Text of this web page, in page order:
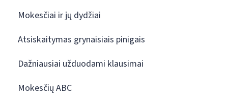
Mokesčiai ir jų dydžiai
Atsiskaitymas grynaisiais pinigais
Dažniausiai užduodami klausimai
Mokesčių ABC